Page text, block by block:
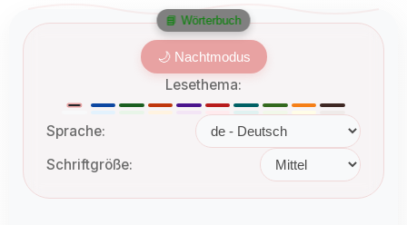
🌙 Nachtmodus
Lesethema:
Sprache:
Schriftgröße:
📘 Wörterbuch